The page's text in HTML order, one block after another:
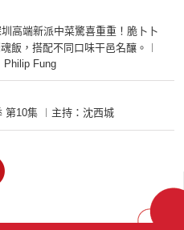
高端新派中菜驚喜重重！脆卜卜
飯，搭配不同口味干邑名釀。︱
Philip Fung
第10集 ︱主持：沈西城